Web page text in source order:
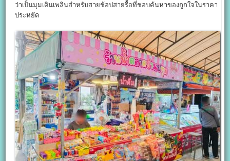
ว่าเป็นมุมเดินเพลินสำหรับสายช้อปสายรื้อที่ชอบค้นหาของถูกใจในราคา
ประหยัด